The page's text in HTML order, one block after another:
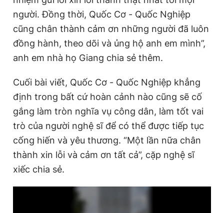
người. Đồng thời, Quốc Cơ - Quốc Nghiệp
cũng chân thành cảm ơn những người đã luôn
đồng hành, theo dõi và ủng hộ anh em mình”,
anh em nhà họ Giang chia sẻ thêm.
Cuối bài viết, Quốc Cơ - Quốc Nghiệp khẳng
định trong bất cứ hoàn cảnh nào cũng sẽ cố
gắng làm tròn nghĩa vụ công dân, làm tốt vai
trò của người nghệ sĩ để có thể được tiếp tục
cống hiến và yêu thương. “Một lần nữa chân
thành xin lỗi và cảm ơn tất cả”, cặp nghệ sĩ
xiếc chia sẻ.